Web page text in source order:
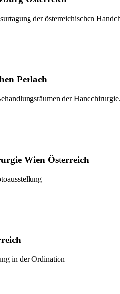
der österreichischen
Perlach
der Handchirurgie.
Wien Österreich
in der Ordination